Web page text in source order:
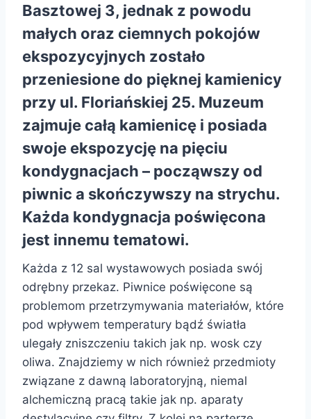
Basztowej 3, jednak z powodu
małych oraz ciemnych pokojów
ekspozycyjnych zostało
przeniesione do pięknej kamienicy
przy ul. Floriańskiej 25. Muzeum
zajmuje całą kamienicę i posiada
swoje ekspozycję na pięciu
kondygnacjach – począwszy od
piwnic a skończywszy na strychu.
Każda kondygnacja poświęcona
jest innemu tematowi.
Każda z 12 sal wystawowych posiada swój
odrębny przekaz. Piwnice poświęcone są
problemom przetrzymywania materiałów, które
pod wpływem temperatury bądź światła
ulegały zniszczeniu takich jak np. wosk czy
oliwa. Znajdziemy w nich również przedmioty
związane z dawną laboratoryjną, niemal
alchemiczną pracą takie jak np. aparaty